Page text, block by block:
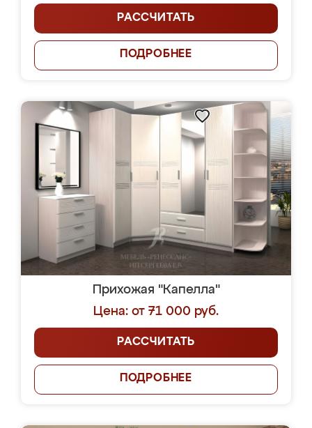
РАССЧИТАТЬ
ПОДРОБНЕЕ
Прихожая "Капелла"
Цена: от 71 000 руб.
РАССЧИТАТЬ
ПОДРОБНЕЕ